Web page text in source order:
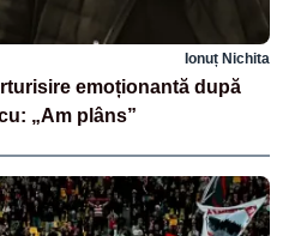
Ionuț Nichita
emoționantă după
„Am plâns”